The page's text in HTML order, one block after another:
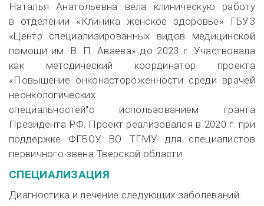
Наталья Анатольевна вела клиническую работу
в отделении «Клиника женское здоровье» ГБУЗ
«Центр специализированных видов медицинской
помощи им. В. П. Аваева» до 2023 г. Участвовала
как методический координатор проекта
«Повышение онконастороженности среди врачей
неонкологических
специальностей"с использованием гранта
Президента РФ. Проект реализовался в 2020 г. при
поддержке ФГБОУ ВО ТГМУ для специалистов
первичного звена Тверской области.
СПЕЦИАЛИЗАЦИЯ
Диагностика и лечение следующих заболеваний: